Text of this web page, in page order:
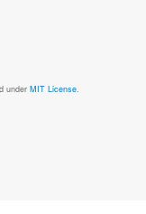
under MIT License.